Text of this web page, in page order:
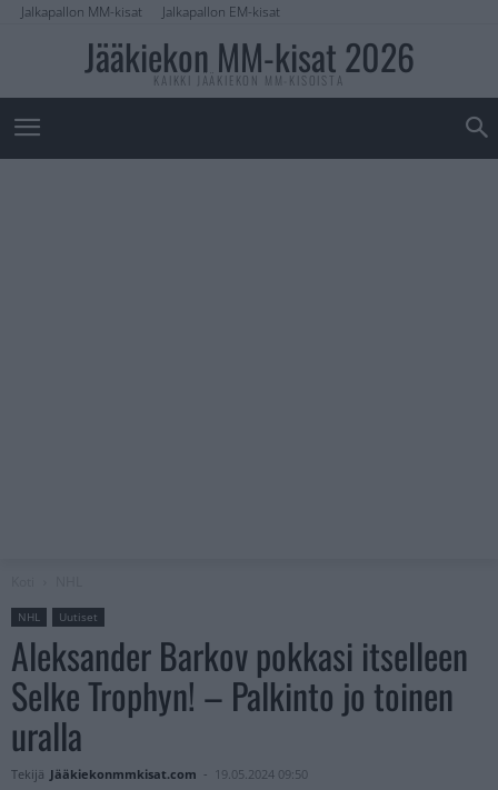
Jalkapallon MM-kisat Jalkapallon EM-kisat
Jääkiekon MM-kisat 2026
KAIKKI JÄÄKIEKON MM-KISOISTA
NHL Uutiset
Aleksander Barkov pokkasi itselleen
Selke Trophyn! – Palkinto jo toinen
uralla
Tekijä Jääkiekonmmkisat.com - 19.05.2024 09:50